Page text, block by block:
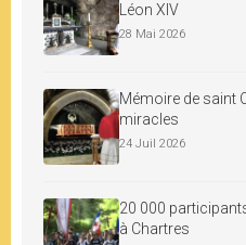
Léon XIV
28 Mai 2026
Mémoire de saint
miracles
24 Juil 2026
20 000
à Chartres